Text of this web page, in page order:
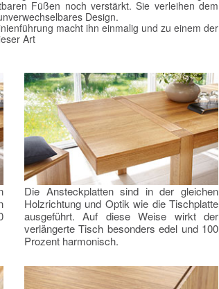
Füßen noch verstärkt. Sie verleihen dem
Design.
macht ihn einmalig und zu einem der
Art
Die Ansteckplatten sind in der gleichen
Holzrichtung und Optik wie die Tischplatte
ausgeführt. Auf diese Weise wirkt der
verlängerte Tisch besonders edel und 100
Prozent harmonisch.